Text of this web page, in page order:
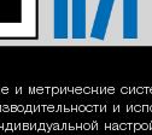
и метрические
и